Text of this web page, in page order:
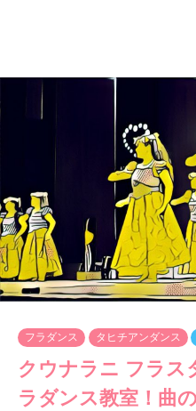
フラダンス タヒチアンダンス
クウナラニ フラ
ラダンス教室！曲